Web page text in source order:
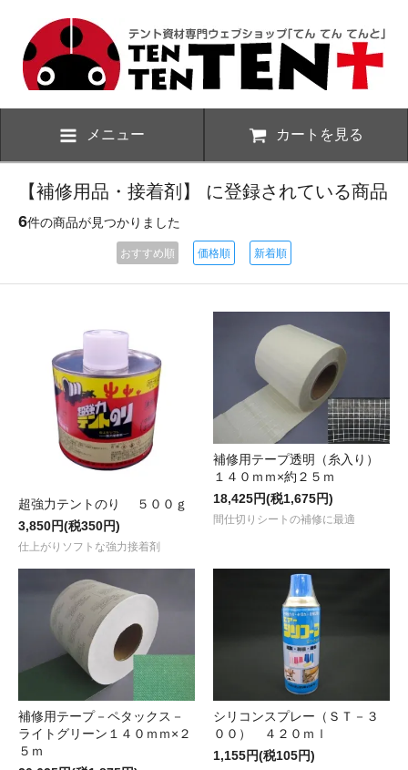
メニュー カートを見る
【補修用品・接着剤】 に登録されている商品
6件の商品が見つかりました
おすすめ順 価格順 新着順
超強力テントのり ５００ｇ
3,850円(税350円)
仕上がりソフトな強力接着剤
補修用テープ透明（糸入り）
１４０ｍｍ×約２５ｍ
18,425円(税1,675円)
間仕切りシートの補修に最適
補修用テープ－ペタックス－
ライトグリーン１４０ｍｍ×２
５ｍ
シリコンスプレー（ＳＴ－３
００） ４２０ｍｌ
1,155円(税105円)